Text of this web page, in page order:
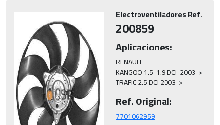
Electroventiladores Ref.
200859
Aplicaciones:
RENAULT
KANGOO 1.5  1.9 DCI  2003->
TRAFIC 2.5 DCI 2003->
Ref. Original: